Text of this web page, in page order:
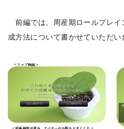
前編では、周産期ロールプレイ
成方法について書かせていただい